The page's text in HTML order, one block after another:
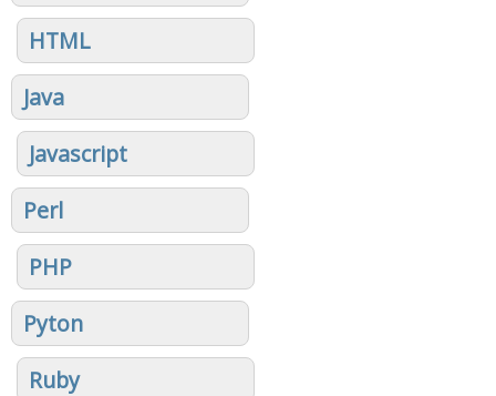
HTML
Java
Javascript
Perl
PHP
Pyton
Ruby